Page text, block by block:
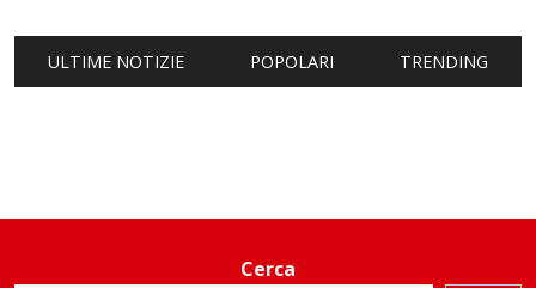
ULTIME NOTIZIE POPOLARI TRENDING
Cerca